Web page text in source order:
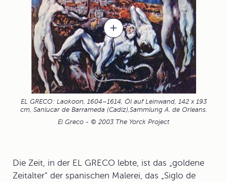
EL GRECO: Laokoon, 1604–1614, Öl auf Leinwand, 142 x 193
cm, Sanlucar de Barrameda (Cadiz),Sammlung A. de Orleans.
El Greco - © 2003 The Yorck Project
Die Zeit, in der EL GRECO lebte, ist das „goldene
Zeitalter“ der spanischen Malerei, das „Siglo de